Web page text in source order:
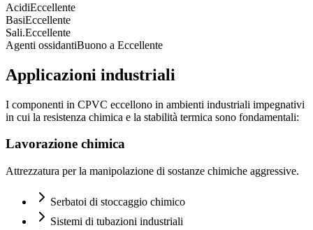
AcidiEccellente
BasiEccellente
Sali.Eccellente
Agenti ossidantiBuono a Eccellente
Applicazioni industriali
I componenti in CPVC eccellono in ambienti industriali impegnativi
in cui la resistenza chimica e la stabilità termica sono fondamentali:
Lavorazione chimica
Attrezzatura per la manipolazione di sostanze chimiche aggressive.
Serbatoi di stoccaggio chimico
Sistemi di tubazioni industriali